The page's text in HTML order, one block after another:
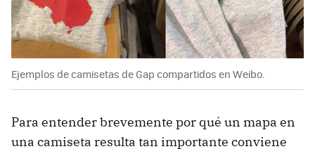
Ejemplos de camisetas de Gap compartidos en Weibo.
Para entender brevemente por qué un mapa en
una camiseta resulta tan importante conviene